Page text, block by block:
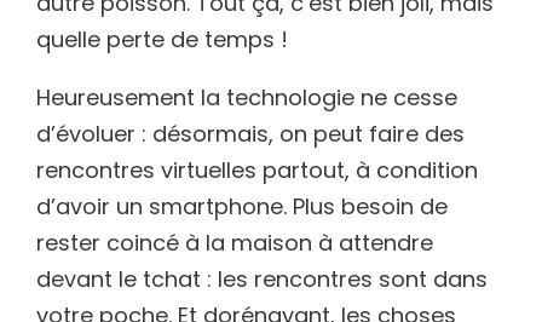
quelle perte de temps !
Heureusement la technologie ne cesse
d’évoluer : désormais, on peut faire des
rencontres virtuelles partout, à condition
d’avoir un smartphone. Plus besoin de
rester coincé à la maison à attendre
devant le tchat : les rencontres sont dans
votre poche. Et dorénavant, les choses